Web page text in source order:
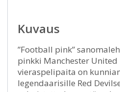
Kuvaus
”Football pink”
pinkki Manchester United
vieraspelipaita on
legendaarisille Red